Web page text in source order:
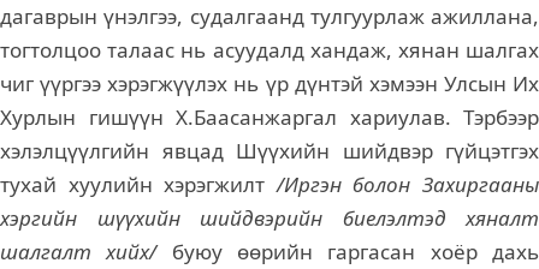
дагаврын үнэлгээ, судалгаанд тулгуурлаж ажиллана,
тогтолцоо талаас нь асуудалд хандаж, хянан шалгах
чиг үүргээ хэрэгжүүлэх нь үр дүнтэй хэмээн Улсын Их
Хурлын гишүүн Х.Баасанжаргал хариулав. Тэрбээр
хэлэлцүүлгийн явцад Шүүхийн шийдвэр гүйцэтгэх
тухай хуулийн хэрэгжилт/Иргэн болон Захиргааны
хэргийн шүүхийн шийдвэрийн биелэлтэд хяналт
шалгалт хийх/ буюу өөрийн гаргасан
хоёр дахь